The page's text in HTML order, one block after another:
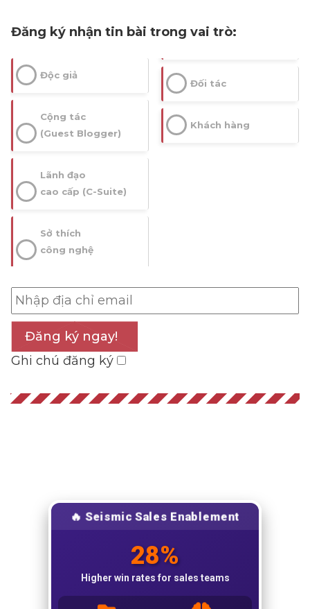
Đăng ký nhận tin bài trong vai trò:
Độc giả
Cộng tác
(Guest Blogger)
Lãnh đạo
cao cấp (C-Suite)
Sở thích
công nghệ
Đối tác
Khách hàng
Đăng ký ngay!
Ghi chú đăng ký